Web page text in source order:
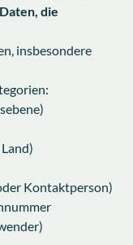
die
insbesondere
Kontaktperson)